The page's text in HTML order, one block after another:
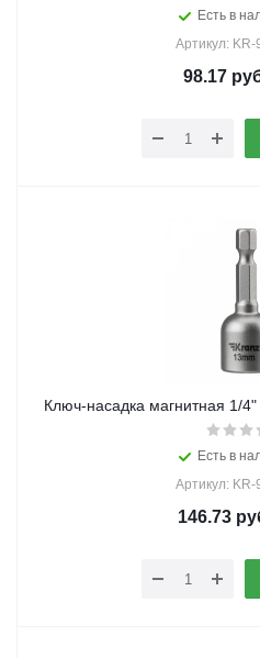
Есть в
Артикул:
98.17
Ключ-насадка магнитная 1/
Есть в
Артикул:
146.73